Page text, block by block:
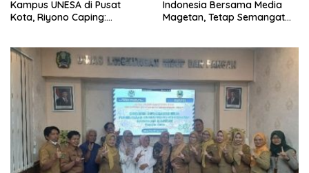
Kampus UNESA di Pusat
Kota, Riyono Caping:
Indonesia Bersama Media
Magetan, Tetap Semangat